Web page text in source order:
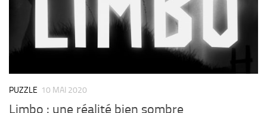
PUZZLE 10 MAI 2020
Limbo : une réalité bien sombre